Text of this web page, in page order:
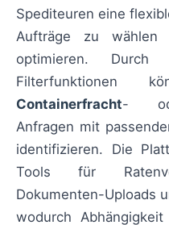
Spediteuren eine
Aufträge zu
optimieren.
Filterfunktionen
Containerfracht-
Anfragen mit
identifizieren. Die
Tools für
Dokumenten-Uploads
wodurch